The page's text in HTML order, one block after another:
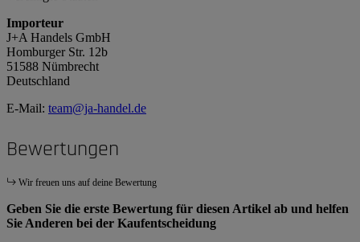
Importeur
J+A Handels GmbH
Homburger Str. 12b
51588 Nümbrecht
Deutschland
E-Mail: team@ja-handel.de
Bewertungen
Wir freuen uns auf deine Bewertung
Geben Sie die erste Bewertung für diesen Artikel ab und helfen
Sie Anderen bei der Kaufentscheidung